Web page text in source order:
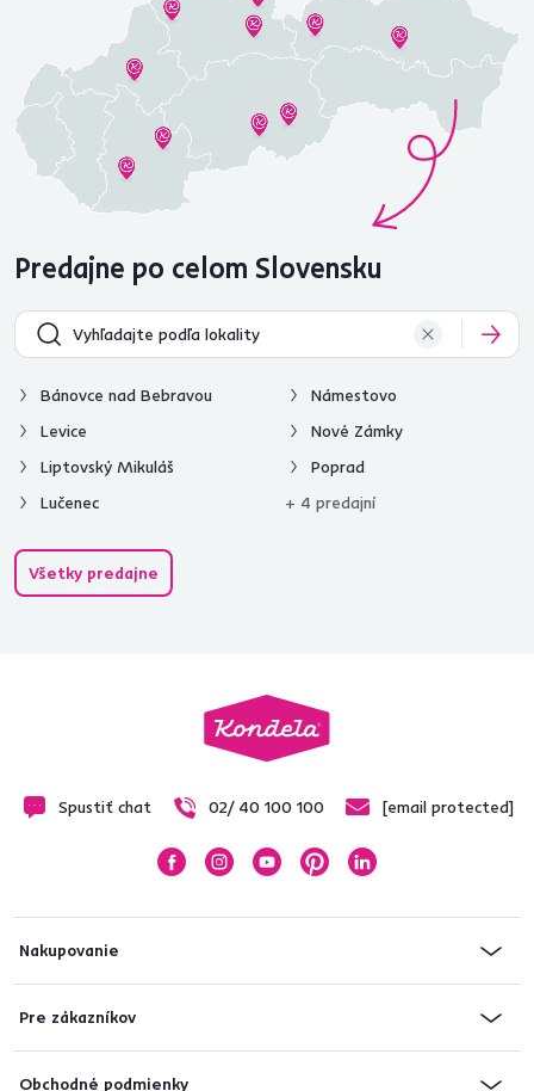
Predajne po celom Slovensku
Bánovce nad Bebravou
Levice
Liptovský Mikuláš
Lučenec
Námestovo
Nové Zámky
Poprad
+ 4 predajní
Všetky predajne
Spustiť chat 02/ 40 100 100 [email protected]
Nakupovanie
Pre zákazníkov
Obchodné podmienky